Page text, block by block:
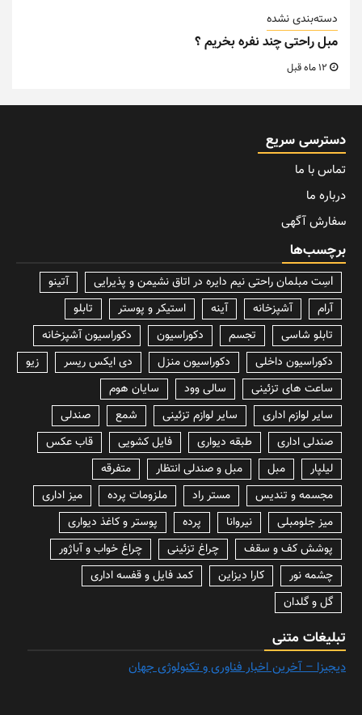
دسته‌بندی نشده
مبل راحتی چند نفره بخریم ؟
دسترسی سریع
تماس با ما
درباره ما
سفارش آگهی
برچسب‌ها
lسِت مبلمان راحتی نیم دایره در اتاق نشیمن و پذیرایی
آتینو
آرام
آشپزخانه آینه استیکر و پوستر
تابلو
تابلو شاسی
تجسم دکوراسیون
دکوراسیون آشپزخانه
دکوراسیون داخلی
دکوراسیون منزل دی ایکس ریسر
زیو
ساعت های تزئینی
سالی وود
سایان هوم
سایر لوازم اداری
سایر لوازم تزئینی شمع
صندلی
صندلی اداری
طبقه دیواری فایل کشویی
قاب عکس
لیلپار
مبل مبل و صندلی انتظار
متفرقه
مجسمه و تندیس
مستر راد ملزومات پرده
میز اداری
میز جلومبلی
نیروانا پرده
پوستر و کاغذ دیواری
پوشش کف و سقف
چراغ تزئینی
چراغ خواب و آباژور
چشمه نور
کارا دیزاین
کمد فایل و قفسه اداری
گل و گلدان
تبلیغات متنی
دیجیزا – آخرین اخبار فناوری و تکنولوژی جهان